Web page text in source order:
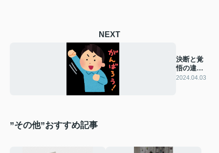
NEXT
決断と覚
悟の違い
とは？
2024.04.03
”その他”おすすめ記事